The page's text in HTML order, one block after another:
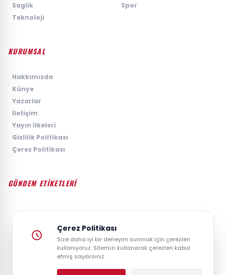
Saglik
Spor
Teknoloji
KURUMSAL
Hakkımızda
Künye
Yazarlar
İletişim
Yayın İlkeleri
Gizlilik Politikası
Çerez Politikası
GÜNDEM ETİKETLERİ
#GÜNDEM #SIYASET #EKONOMI #SPOR #TEKNOLOJI
#DÜNYA
Çerez Politikası
Size daha iyi bir deneyim sunmak için çerezleri
kullanıyoruz. Sitemizi kullanarak çerezleri kabul
etmiş sayılırsınız.